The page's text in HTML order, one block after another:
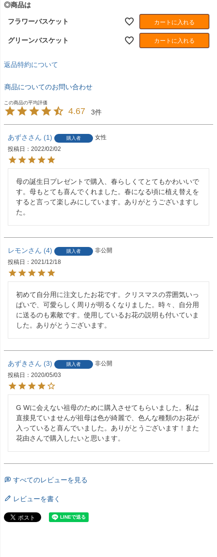
◎商品は
フラワーバスケット カートに入れる
グリーンバスケット カートに入れる
返品特約について
商品についてのお問い合わせ
4.67 3
あずさ 1 購入者
女性
投稿日
2022/02/02
母の誕生日プレゼントで購入、春らしくてとてもかわいいで
す。母もとても喜んでくれました。春になる頃に植え替えを
すると言って楽しみにしています。ありがとうございますし
た。
レモン 4 購入者
非公開
投稿日
2021/12/18
初めて自分用に注文したお花です。クリスマスの雰囲気いっ
ぱいで、可愛らしく周りが明るくなりました。時々、自分用
に送るのも素敵です。使用しているお花の説明も付いていま
した。ありがとうございます。
あずき 3 購入者
非公開
投稿日
2020/05/03
G Wに会えない祖母のために購入させてもらいました。私は
直接見ていませんが祖母は色が綺麗で、色んな種類のお花が
入っていると喜んでいました。ありがとうございます！また
花由さんで購入したいと思います。
すべてのレビューを見る
レビューを書く